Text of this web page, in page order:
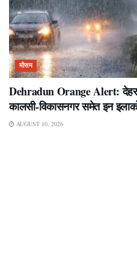
मौसम
Dehradun Orange Alert:
कालसी-विकासनगर समेत इन
AUGUST 10, 2026